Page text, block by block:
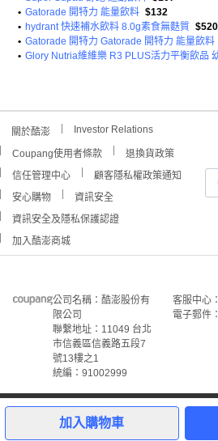
加入購物車
• Gatorade 開特力 能量飲料 $132
• hydrant 快速補水飲料 8.0g素食無麩質 $520
• Gatorade 開特力 Gatorade 開特力 能量飲料
•
關於酷澎 Investor Relations
Coupang使用者條款
退換貨政策
信任管理中心
顧客隱私權政策通知
安心購物
資訊安全
資訊安全及隱私保護認證
加入酷澎商城
公司名稱：酷澎股份有
限公司
聯繫地址：11049 台北
市信義區信義路五段7
號13樓之1
統編：91002999
客服中心
電子郵件
©Coupang Taiwan Co., Ltd. 保留所有權利。
本網站上顯示的所有商標、標誌和服務標誌均為酷澎
限公司和/或其在美國和其他國家/地區註冊之關聯